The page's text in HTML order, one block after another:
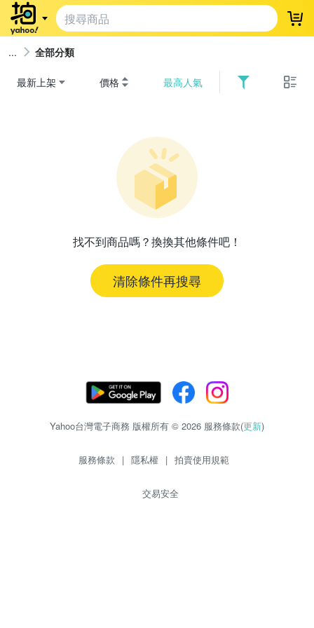
登
全部分類
最新上架 價格 最高人氣
找不到商品嗎？換換其他條件吧！
清除條件再搜尋
Yahoo台灣電子商務 版權所有 © 2026 服務條款(更新)
服務條款 | 隱私權 | 拍賣使用規範
交易安全